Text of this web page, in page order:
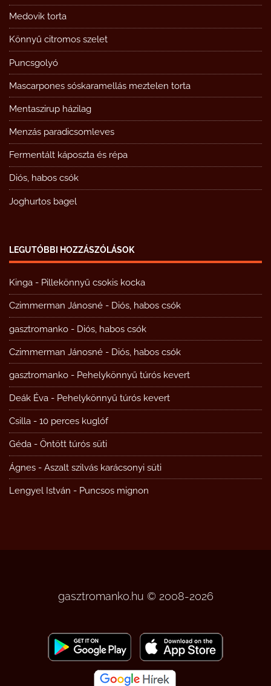
Medovik torta
Könnyű citromos szelet
Puncsgolyó
Mascarpones sóskaramellás meztelen torta
Mentaszirup házilag
Menzás paradicsomleves
Fermentált káposzta és répa
Diós, habos csók
Joghurtos bagel
LEGUTÓBBI HOZZÁSZÓLÁSOK
Kinga - Pillekönnyű csokis kocka
Czimmerman Jánosné - Diós, habos csók
gasztromanko - Diós, habos csók
Czimmerman Jánosné - Diós, habos csók
gasztromanko - Pehelykönnyű túrós kevert
Deák Éva - Pehelykönnyű túrós kevert
Csilla - 10 perces kuglóf
Géda - Öntött túrós süti
Ágnes - Aszalt szilvás karácsonyi süti
Lengyel István - Puncsos mignon
gasztromanko.hu © 2008-2026